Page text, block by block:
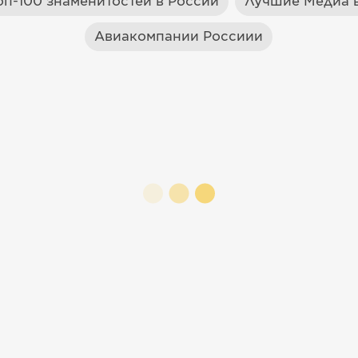
Авиакомпании Россиии